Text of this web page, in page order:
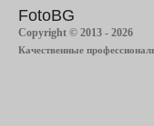
FotoBG
Copyright © 2013 - 2026
Качественные